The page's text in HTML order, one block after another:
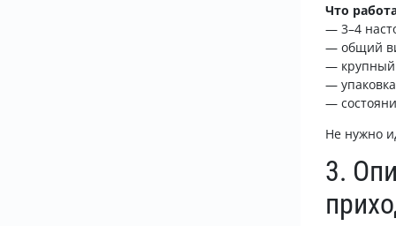
Что
— 3–4
— общий
— крупный
—
—
Не нужно
3.